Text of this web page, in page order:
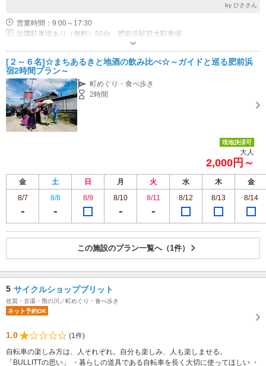
by ひささん
営業時間：9:00～17:30
近隣駐車場あり（無料）50台 肥前浜駅前大駐車場
[２～６名]☆まちあるきと地酒の飲み比べ☆～ガイドと巡る肥前浜
宿2時間プラン～
町めぐり・食べ歩き
2時間
現地決済可
大人
2,000円～
金 土 日 月 火 水 木
金
8/7
8/8 8/9 8/10 8/11 8/12 8/13 8/14
この施設のプラン一覧へ（1件）
5 サイクルショップブリット
佐賀・古湯・熊の川／町めぐり・食べ歩き
ネット予約OK
1.0
(1件)
自転車の楽しみ方は、人それぞれ。自分も楽しみ、人も楽しませる。
「BULLITTの思い」 ・暮らしの道具である自転車を長く大切に使ってほしい ・